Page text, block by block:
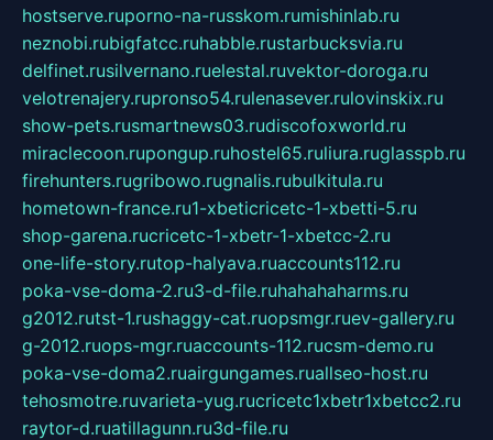
hostserve.ruporno-na-russkom.rumishinlab.ru
neznobi.rubigfatcc.ruhabble.rustarbucksvia.ru
delfinet.rusilvernano.ruelestal.ruvektor-doroga.ru
velotrenajery.rupronso54.rulenasever.rulovinskix.ru
show-pets.rusmartnews03.rudiscofoxworld.ru
miraclecoon.rupongup.ruhostel65.ruliura.ruglasspb.ru
firehunters.rugribowo.rugnalis.rubulkitula.ru
hometown-france.ru1-xbeticricetc-1-xbetti-5.ru
shop-garena.rucricetc-1-xbetr-1-xbetcc-2.ru
one-life-story.rutop-halyava.ruaccounts112.ru
poka-vse-doma-2.ru3-d-file.ruhahahaharms.ru
g2012.rutst-1.rushaggy-cat.ruopsmgr.ruev-gallery.ru
g-2012.ruops-mgr.ruaccounts-112.rucsm-demo.ru
poka-vse-doma2.ruairgungames.ruallseo-host.ru
tehosmotre.ruvarieta-yug.rucricetc1xbetr1xbetcc2.ru
raytor-d.ruatillagunn.ru3d-file.ru